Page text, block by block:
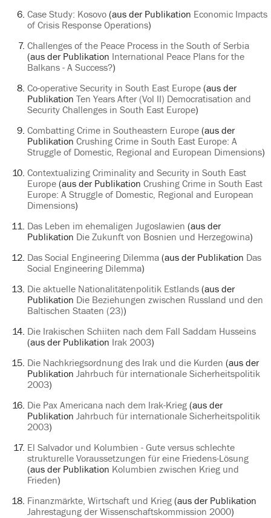
Case Study: Kosovo(aus der Publikation Economic Impacts
of Crisis Response Operations)
Challenges of the Peace Process in the South of Serbia
(aus der Publikation International Peace Plans for the
Balkans - A Success?)
Co-operative Security in South East Europe(aus der
Publikation Ten Years After (Vol II) Democratisation and
Security Challenges in South East Europe)
Combatting Crime in Southeastern Europe(aus der
Publikation Crushing Crime in South East Europe: A
Struggle of Domestic, Regional and European Dimensions)
Contextualizing Criminality and Security in South East
Europe(aus der Publikation Crushing Crime in South East
Europe: A Struggle of Domestic, Regional and European
Dimensions)
Das Leben im ehemaligen Jugoslawien (aus der
Publikation Die Zukunft von Bosnien und Herzegowina)
Das Social Engineering Dilemma(aus der Publikation Das
Social Engineering Dilemma)
Die aktuelle Nationalitätenpolitik Estlands(aus der
Publikation Die Beziehungen zwischen Russland und den
Baltischen Staaten (23))
Die Irakischen Schiiten nach dem Fall Saddam Husseins
(aus der Publikation Irak 2003)
Die Nachkriegsordnung des Irak und die Kurden (aus der
Publikation Jahrbuch für internationale Sicherheitspolitik
2003)
Die Pax Americana nach dem Irak-Krieg(aus der
Publikation Jahrbuch für internationale Sicherheitspolitik
2003)
El Salvador und Kolumbien - Gute versus schlechte
strukturelle Voraussetzungen für eine Friedens-Lösung
(aus der Publikation Kolumbien zwischen Krieg und
Frieden)
Finanzmärkte, Wirtschaft und Krieg(aus der Publikation
Jahrestagung der Wissenschaftskommission 2000)